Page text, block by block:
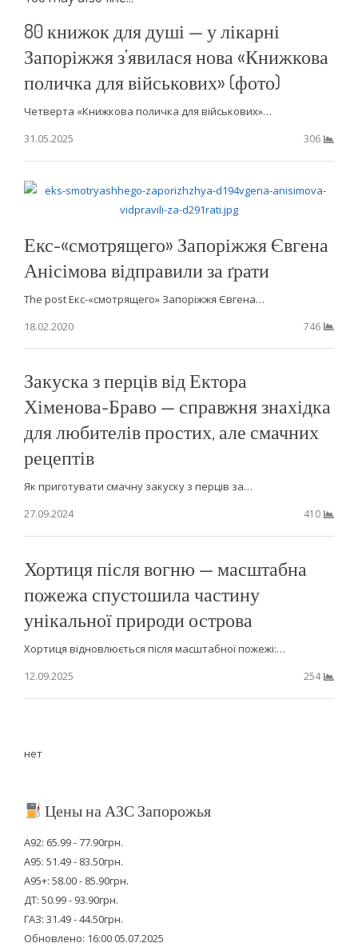
80 книжок для душі — у лікарні
Запоріжжя з’явилася нова «Книжкова
поличка для військових» (фото)
Четверта «Книжкова поличка для військових»…
31.05.2025
306
Екс-«смотрящего» Запоріжжя Євгена
Анісімова відправили за ґрати
The post Екс-«смотрящего» Запоріжжя Євгена…
18.02.2020
746
Закуска з перців від Ектора
Хіменова-Браво — справжня знахідка
для любителів простих, але смачних
рецептів
Як приготувати смачну закуску з перців за…
27.09.2024
410
Хортиця після вогню — масштабна
пожежа спустошила частину
унікальної природи острова
Хортиця відновлюється після масштабної пожежі:…
12.09.2025
254
нет
Цены на АЗС Запорожья
А92: 65.99 - 77.90грн.
А95: 51.49 - 83.50грн.
А95+: 58.00 - 85.90грн.
ДТ: 50.99 - 93.90грн.
ГАЗ: 31.49 - 44.50грн.
Обновлено: 16:00 05.07.2025